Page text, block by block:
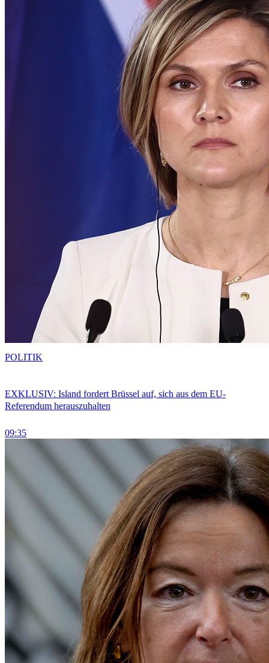
EXKLUSIV: Island fordert Brüssel auf, sich aus dem EU-
Referendum herauszuhalten
09:35
POLITIK